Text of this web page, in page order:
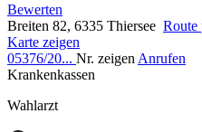
Bewerten
Breiten 82, 6335 Thiersee Route
Karte zeigen
05376/20... Nr. zeigen Anrufen
Krankenkassen
Wahlarzt